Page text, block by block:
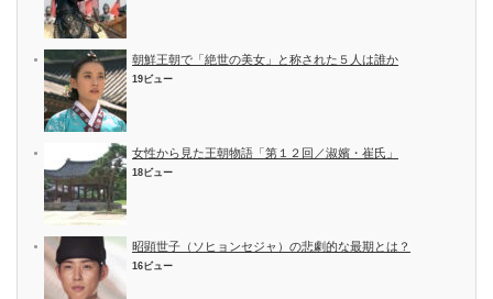
朝鮮王朝で「絶世の美女」と称された５人は誰か
19ビュー
女性から見た王朝物語「第１２回／淑嬪・崔氏」
18ビュー
昭顕世子（ソヒョンセジャ）の悲劇的な最期とは？
16ビュー